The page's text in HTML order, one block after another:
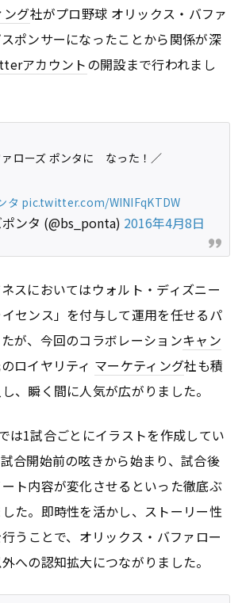
ング社がプロ野球 オリックス・バファ
ポンサーになったことから関係が深
アカウントの開設まで行われまし
ローズ ポンタに なった！／
タ pic.twitter.com/WINIFqKTDW
ンタ (@bs_ponta) 2016年4月8日
スにおいてはウォルト・ディズニー
センス」を付与して運用を任せるパ
が、今回のコラボレーションキャン
ロイヤリティ マーケティング社も積
、瞬く間に人気が広がりました。
は1試合ごとにイラストを作成してい
合開始前の呟きから始まり、試合後
ト内容が変化させるといった徹底ぶ
た。即時性を活かし、ストーリー性
うことで、オリックス・バファロー
への認知拡大につながりました。